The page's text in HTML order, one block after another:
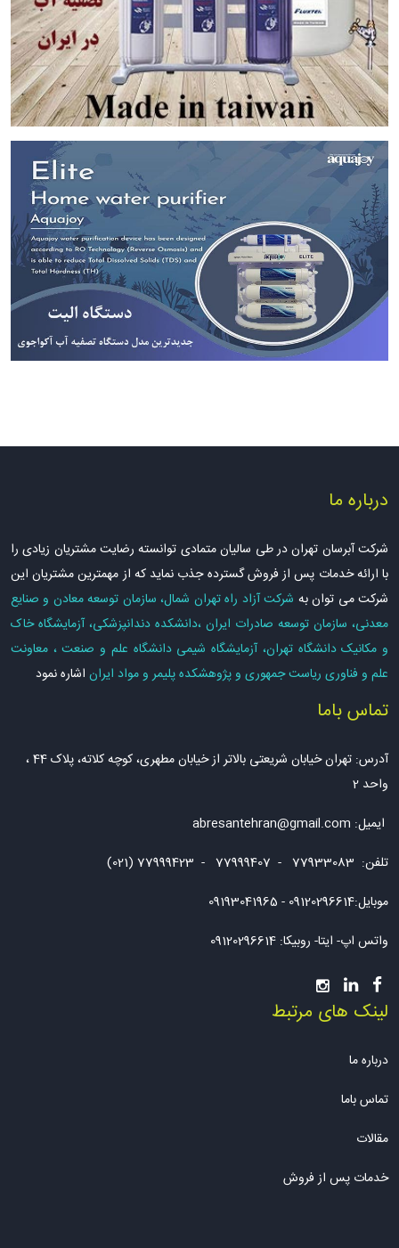
درباره ما
شرکت آبرسان تهران در طی سالیان متمادی توانسته رضایت مشتریان زیادی را
با ارائه خدمات پس از فروش گسترده جذب نماید که از مهمترین مشتریان این
شرکت می توان به شرکت آزاد راه تهران شمال، سازمان توسعه معادن و صنایع
معدنی، سازمان توسعه صادرات ایران ،دانشکده دندانپزشکی، آزمایشگاه خاک
و مکانیک دانشگاه تهران، آزمایشگاه شیمی دانشگاه علم و صنعت ، معاونت
علم و فناوری ریاست جمهوری و پژوهشکده پلیمر و مواد ایران اشاره نمود
تماس باما
آدرس: تهران خیابان شریعتی بالاتر از خیابان مطهری، کوچه کلاته، پلاک 44 ،
واحد 2
ایمیل: abresantehran@gmail.com
تلفن: 77933083 - 77999407 - 77999423 (021)
موبایل:09120296614 - 09193041965
واتس اپ- ایتا- روبیکا: 09120296614
لینک های مرتبط
درباره ما
تماس باما
مقالات
خدمات پس از فروش